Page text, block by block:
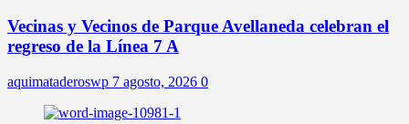
Vecinas y Vecinos de Parque Avellaneda celebran el
regreso de la Línea 7 A
aquimataderoswp 7 agosto, 2026 0